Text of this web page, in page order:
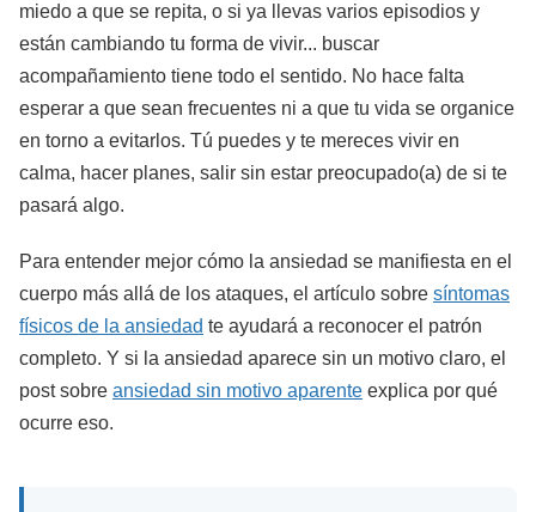
miedo a que se repita, o si ya llevas varios episodios y
están cambiando tu forma de vivir... buscar
acompañamiento tiene todo el sentido. No hace falta
esperar a que sean frecuentes ni a que tu vida se organice
en torno a evitarlos. Tú puedes y te mereces vivir en
calma, hacer planes, salir sin estar preocupado(a) de si te
pasará algo.
Para entender mejor cómo la ansiedad se manifiesta en el
cuerpo más allá de los ataques, el artículo sobre síntomas
físicos de la ansiedad te ayudará a reconocer el patrón
completo. Y si la ansiedad aparece sin un motivo claro, el
post sobre ansiedad sin motivo aparente explica por qué
ocurre eso.